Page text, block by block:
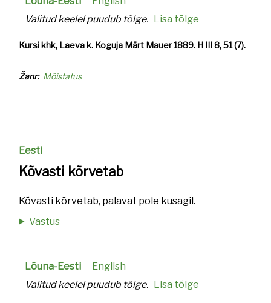
Valitud keelel puudub tõlge. Lisa tõlge
Kursi khk, Laeva k. Koguja Märt Mauer 1889. H III 8, 51 (7).
Žanr Mõistatus
Eesti
Kõvasti kõrvetab
Kõvasti kõrvetab, palavat pole kusagil.
Vastus
Lõuna-Eesti
English
Valitud keelel puudub tõlge. Lisa tõlge